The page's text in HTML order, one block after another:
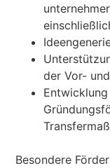
der Vor-
Besondere